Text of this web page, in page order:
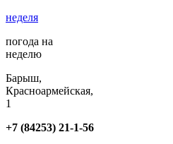
неделя
погода на
неделю
Барыш,
Красноармейская,
1
+7 (84253) 21-1-56